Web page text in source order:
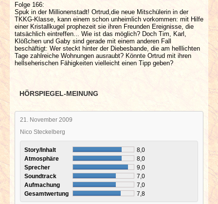
Folge 166:
Spuk in der Millionenstadt! Ortrud,die neue Mitschülerin in der
TKKG-Klasse, kann einem schon unheimlich vorkommen: mit Hilfe
einer Kristallkugel prophezeit sie ihren Freunden Ereignisse, die
tatsächlich eintreffen... Wie ist das möglich? Doch Tim, Karl,
Klößchen und Gaby sind gerade mit einem anderen Fall
beschäftigt: Wer steckt hinter der Diebesbande, die am helllichten
Tage zahlreiche Wohnungen ausraubt? Könnte Ortrud mit ihren
hellseherischen Fähigkeiten vielleicht einen Tipp geben?
HÖRSPIEGEL-MEINUNG
21. November 2009
Nico Steckelberg
Story/Inhalt
8,0
Atmosphäre
8,0
Sprecher
9,0
Soundtrack
7,0
Aufmachung
7,0
Gesamtwertung
7,8